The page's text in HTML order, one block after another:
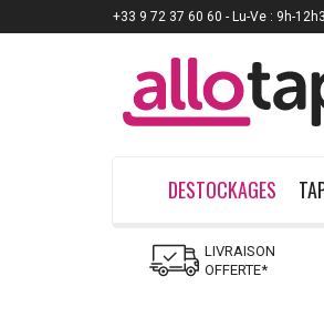
DESTOCKAGES
LIVRAISON
OFFERTE*
+33 9 72 37 60 60 - Lu-Ve : 9h-